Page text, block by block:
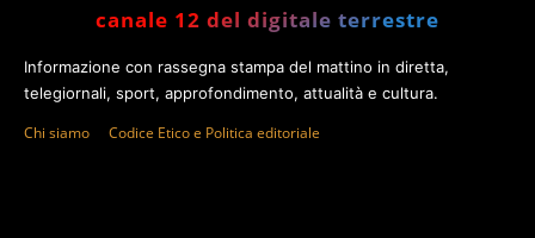
canale 12 del digitale terrestre
Informazione con rassegna stampa del mattino in diretta,
telegiornali, sport, approfondimento, attualità e cultura.
Chi siamo Codice Etico e Politica editoriale